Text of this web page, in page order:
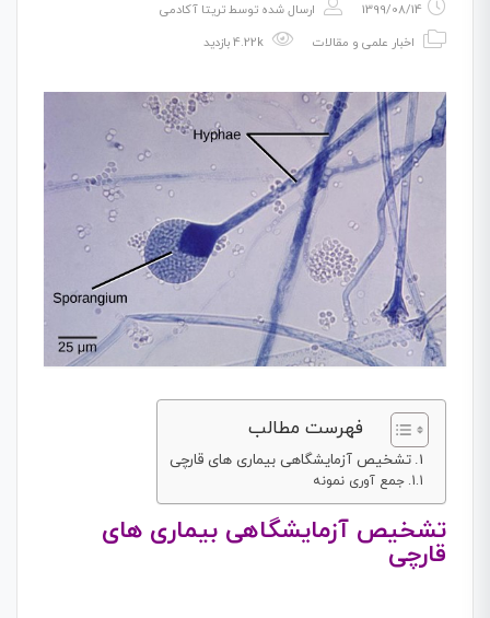
1399/08/14 ارسال شده توسطتریتا آکادمی
اخبار علمی و مقالات
فهرست مطالب
تشخیص آزمایشگاهی بیماری های قارچی
جمع آوری نمونه
تشخیص آزمایشگاهی بیماری های
قارچی